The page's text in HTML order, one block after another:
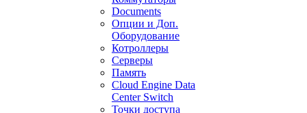
Documents
Опции и Доп.
Оборудование
Котроллеры
Серверы
Память
Cloud Engine Data
Center Switch
Точки доступа